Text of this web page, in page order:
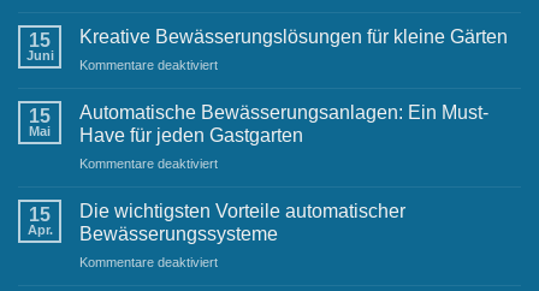
Lösungen
Bewässerungslösungen
Geschäftsumgebungen
15
Juni
Kreative Bewässerungslösungen für kleine Gärten
Kommentare deaktiviertfür
Bewässerungslösungen
für
kleine
Gärten
15
Mai
Automatische Bewässerungsanlagen: Ein Must-
Have für jeden Gastgarten
Kommentare deaktiviertfür
Bewässerungsanlagen:
Must-
Have
15
Apr.
Die wichtigsten Vorteile automatischer
Bewässerungssysteme
Kommentare deaktiviertfür